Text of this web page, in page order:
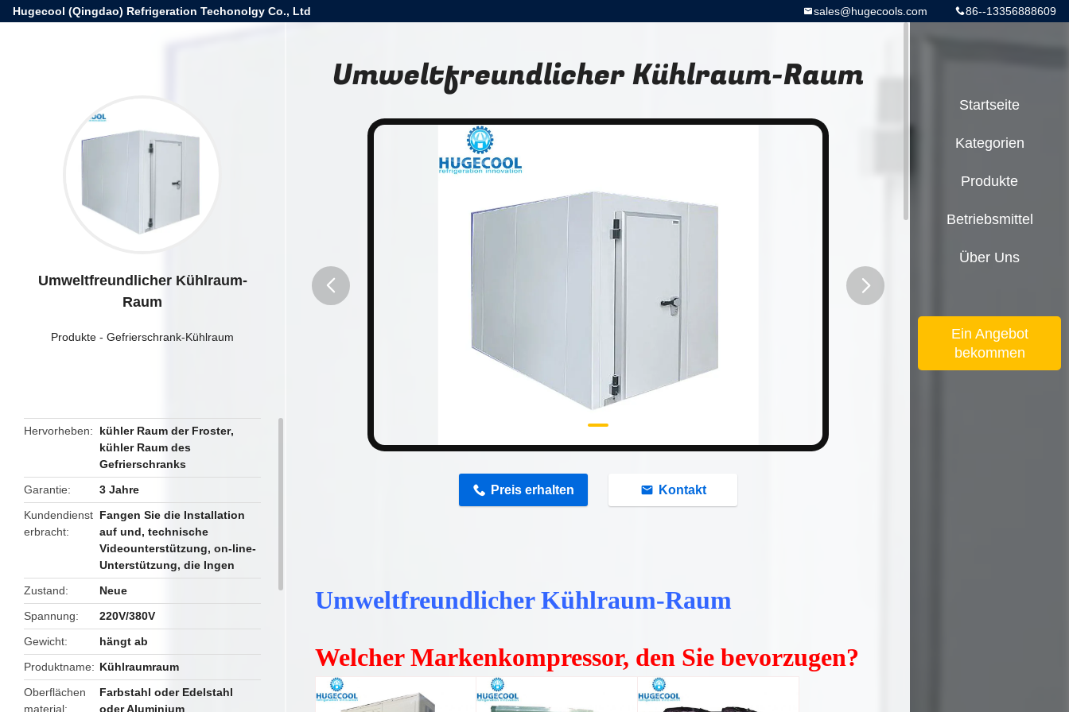
Hugecool (Qingdao) Refrigeration Techonolgy Co., Ltd 86--13356888609
sales@hugecools.com
Umweltfreundlicher Kühlraum-
Raum
Produkte - Gefrierschrank-Kühlraum
Hervorheben kühler Raum der Froster,
kühler Raum des
Gefrierschranks
Garantie
3 Jahre
Kundendienst
erbracht
Fangen Sie die Installation
auf und, technische
Videounterstützung, on-line-
Unterstützung, die Ingen
Zustand
Neue
Spannung
220V/380V
Gewicht
hängt ab
Produktname
Kühlraumraum
Oberflächen
material
Farbstahl oder Edelstahl
oder Aluminium
Umweltfreundlicher Kühlraum-Raum
Preis erhalten Kontakt
Umweltfreundlicher Kühlraum-Raum
Welcher Markenkompressor, den Sie bevorzugen?
Startseite
Kategorien
Produkte
Betriebsmittel
Über Uns
Ein Angebot
bekommen